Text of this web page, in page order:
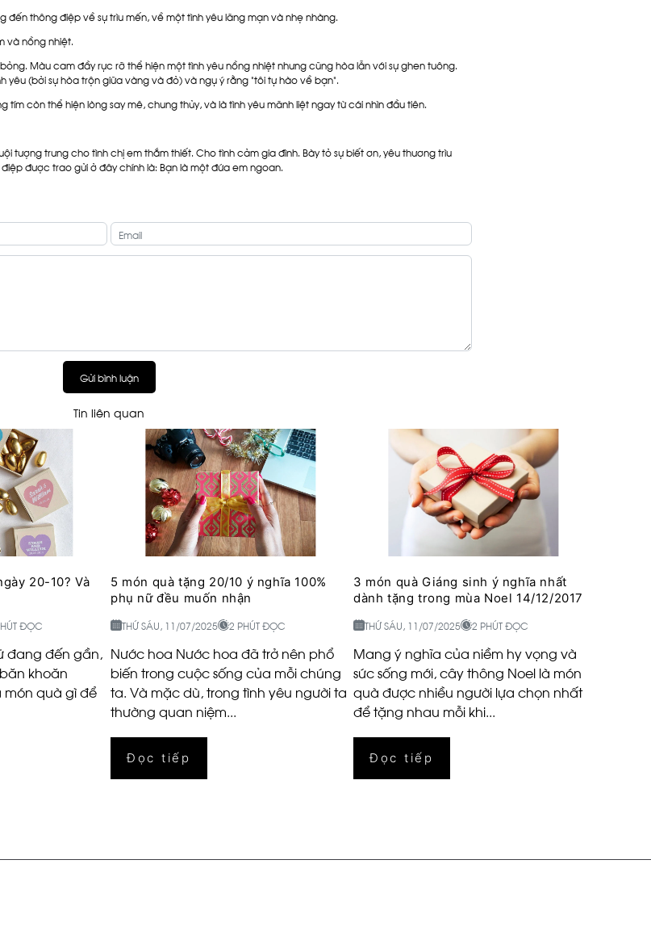
đến thông điệp về sự trìu mến, về một tình yêu lãng mạn và nhẹ nhàng.
và nồng nhiệt.
Màu cam đầy rực rỡ thể hiện một tình yêu nồng nhiệt nhưng cũng hòa lẫn với sự ghen tuông.
yêu (bởi sự hòa trộn giữa vàng và đỏ) và ngụ ý rằng "tôi tự hào về bạn".
tím còn thể hiện lòng say mê, chung thủy, và là tình yêu mãnh liệt ngay từ cái nhìn đầu tiên.
tượng trưng cho tình chị em thắm thiết. Cho tình cảm gia đình. Bày tỏ sự biết ơn, yêu thương trìu
được trao gửi ở đây chính là: Bạn là một đứa em ngoan.
Gửi bình luận
Tin liên quan
20-10? Và
ĐỌC
đang đến gần,
khoăn
món quà gì để
5 món quà tặng 20/10 ý nghĩa 100%
phụ nữ đều muốn nhận
THỨ SÁU, 11/07/2025 2 PHÚT ĐỌC
Nước hoa Nước hoa đã trở nên phổ
biến trong cuộc sống của mỗi chúng
ta. Và mặc dù, trong tình yêu người ta
thường quan niệm...
Đọc tiếp
3 món quà Giáng sinh ý nghĩa nhất
dành tặng trong mùa Noel 14/12/2017
THỨ SÁU, 11/07/2025 2 PHÚT ĐỌC
Mang ý nghĩa của niềm hy vọng và
sức sống mới, cây thông Noel là món
quà được nhiều người lựa chọn nhất
để tặng nhau mỗi khi...
Đọc tiếp